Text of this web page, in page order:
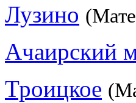
Лузино
Ачаирский
Троицкое